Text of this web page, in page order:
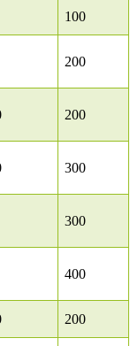
100
200
200
300
300
400
200